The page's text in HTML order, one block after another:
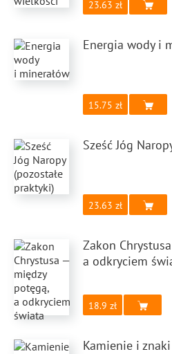
23.63
Energia wody i
15.75
Sześć Jóg
23.63
Zakon
a odkryciem
18.9
Kamienie i